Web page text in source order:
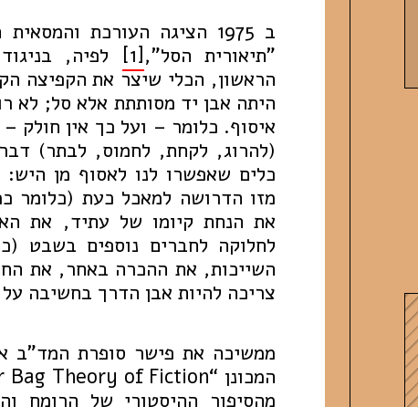
ב 1975 הציגה העורכת
"תיאורית הסל",[1]
לפיה,
הראשון, הכלי שיצר את הקפיצה
היתה אבן יד מסותתת אלא סל; לא
איסוף. כלומר – ועל כך אין חולק –
(להרוג, לקחת, לחמוס, לבתר)
כלים שאפשרו לנו לאסוף מן
מזו הדרושה למאכל כעת (כלומר
את הנחת קיומו של עתיד, את
לחלוקה לחברים נוספים בשבט
השייכות, את ההכרה באחר, את
צריכה להיות אבן הדרך בחשיבה
ממשיכה את פישר סופרת המד"ב
מהסיפור ההיסטורי של הרומח